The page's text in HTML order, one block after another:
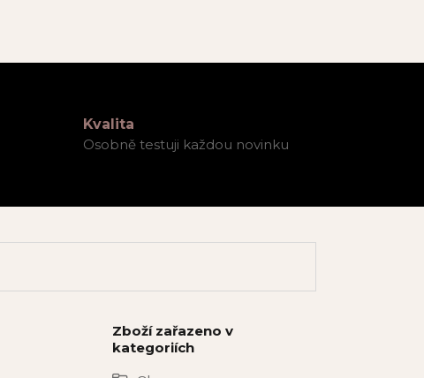
Kvalita
Osobně testuji každou novinku
Zboží zařazeno v
kategoriích